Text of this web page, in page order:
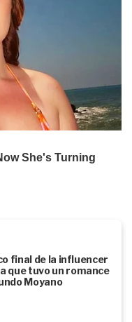
final de la influencer
que tuvo un romance
Moyano